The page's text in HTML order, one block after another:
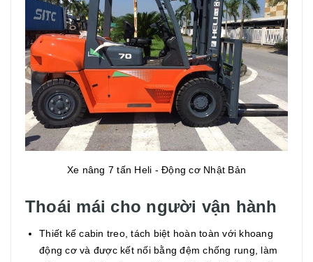
Xe nâng 7 tấn Heli - Động cơ Nhật Bản
Thoái mái cho người vận hành
Thiết kế cabin treo, tách biệt hoàn toàn với khoang
động cơ và được kết nối bằng đệm chống rung, làm